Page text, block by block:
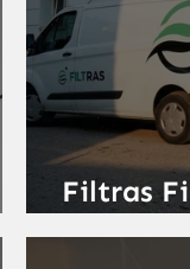
Filtras